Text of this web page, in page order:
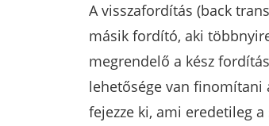
A visszafordítás (back
másik fordító, aki
megrendelő a kész
lehetősége van finomítani
fejezze ki, ami eredetileg a